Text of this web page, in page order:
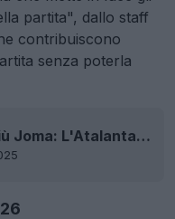
partita", dallo staff
contribuiscono
senza poterla
Niente più Joma: L'Atalanta annuncia l'accordo per la produzione di maglie New Balance